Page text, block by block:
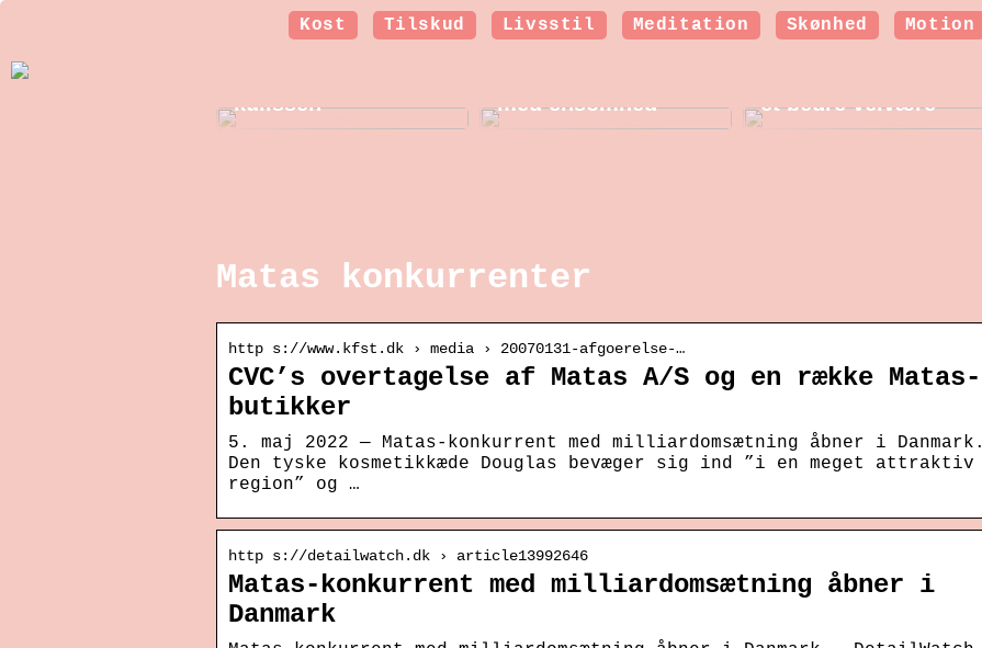
Kost Tilskud Livsstil Meditation Skønhed Motion
Et nyt smil: Sådan
kulissen
Sådan kan en
med ensomhed
Hormonbehandling i
et bedre velvære
Matas konkurrenter
http s://www.kfst.dk › media › 20070131-afgoerelse-…
CVC’s overtagelse af Matas A/S og en række Matas-
butikker
5. maj 2022 — Matas-konkurrent med milliardomsætning åbner i Danmark.
Den tyske kosmetikkæde Douglas bevæger sig ind ”i en meget attraktiv
region” og …
http s://detailwatch.dk › article13992646
Matas-konkurrent med milliardomsætning åbner i
Danmark